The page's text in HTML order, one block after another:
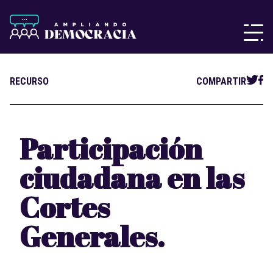
RECURSO COMPARTIR
Participación
ciudadana en las
Cortes
Generales.